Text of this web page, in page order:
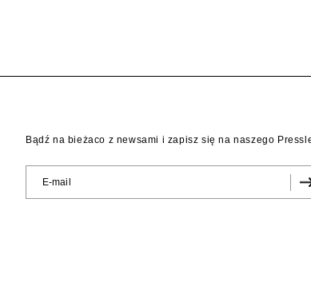
Bądź na bieżaco z newsami i zapisz się na naszego